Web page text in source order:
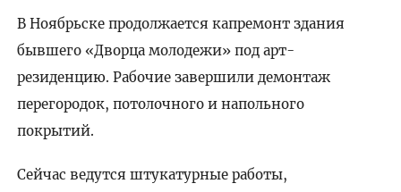
В Ноябрьске продолжается капремонт здания
бывшего «Дворца молодежи» под арт-
резиденцию. Рабочие завершили демонтаж
перегородок, потолочного и напольного
покрытий.
Сейчас ведутся штукатурные работы,